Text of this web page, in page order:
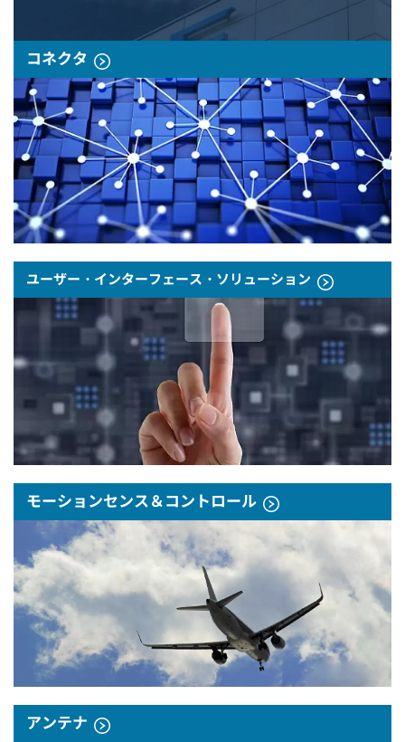
コネクタ
ユーザー・インターフェース・ソリューション
モーションセンス＆コントロール
アンテナ